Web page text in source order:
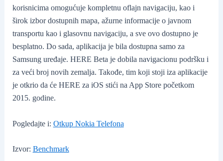
korisnicima omogućuje kompletnu oflajn navigaciju, kao i
širok izbor dostupnih mapa, ažurne informacije o javnom
transportu kao i glasovnu navigaciju, a sve ovo dostupno je
besplatno. Do sada, aplikacija je bila dostupna samo za
Samsung uređaje. HERE Beta je dobila navigacionu podršku i
za veći broj novih zemalja. Takođe, tim koji stoji iza aplikacije
je otkrio da će HERE za iOS stići na App Store početkom
2015. godine.
Pogledajte i: Otkup Nokia Telefona
Izvor: Benchmark